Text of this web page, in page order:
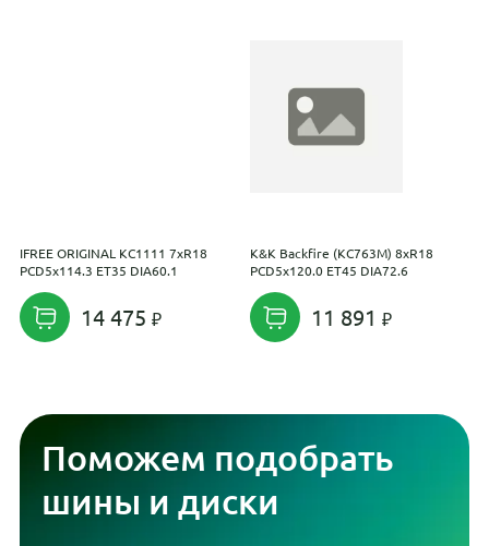
IFREE ORIGINAL КС1111 7xR18
PCD5x114.3 ET35 DIA60.1
14 475
K&K Backfire (КС763M) 8xR18
PCD5x120.0 ET45 DIA72.6
11 891
Поможем подобрать
шины и диски